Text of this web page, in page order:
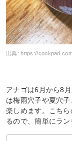
出典:https://
アナゴは6月から8
は梅雨穴子や夏穴
楽しめます。こち
るので、簡単にラン